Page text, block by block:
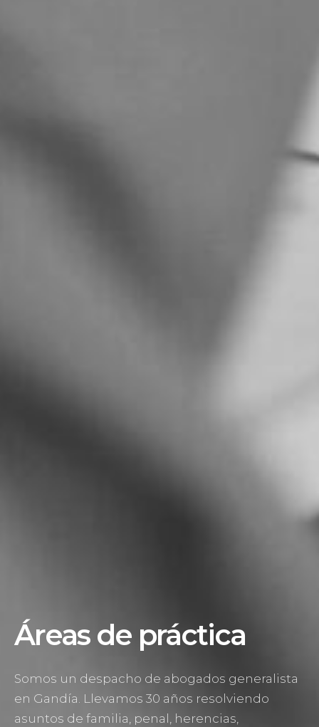
Áreas de práctica
Somos un despacho de abogados generalista
en Gandía. Llevamos 30 años resolviendo
asuntos de familia, penal, herencias,